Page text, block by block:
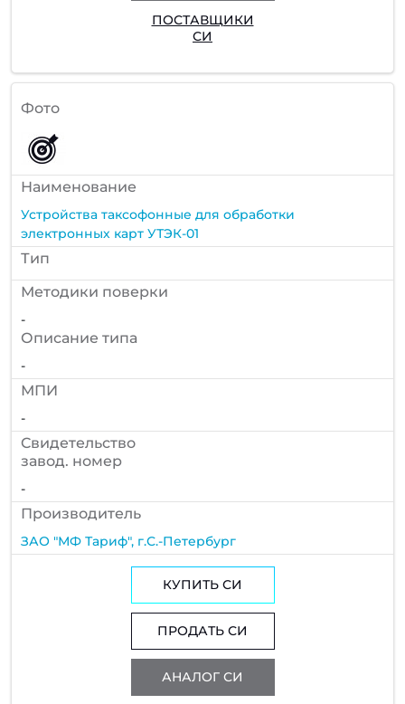
ПОСТАВЩИКИ
СИ
Фото
Наименование
Устройства таксофонные для обработки
электронных карт УТЭК-01
Тип
Методики поверки
-
Описание типа
-
МПИ
-
Cвидетельство
завод. номер
-
Производитель
ЗАО "МФ Тариф", г.С.-Петербург
КУПИТЬ СИ
ПРОДАТЬ СИ
АНАЛОГ СИ